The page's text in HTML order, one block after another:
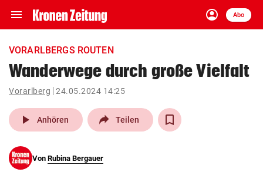
menu Navigation
ein-/ausklappen
account_circle
Anmelden
Abo
close Schließen
account_circle Anmelden
pin_drop
arrow_right
bookmark Merkliste
VORARLBERGS ROUTEN
Wanderwege durch große Vielfalt
Vorarlberg 24.05.2024 14:25
play_arrow Anhören Teilen
Von Rubina Bergauer